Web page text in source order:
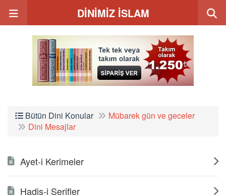
DİNİMİZ İSLAM
Bütün Dini Konular
Mübarek gün ve geceler
Dini Mesajlar
Ayet-i Kerimeler
Hadis-i Şerifler